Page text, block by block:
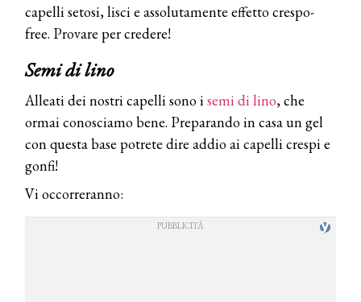
capelli setosi, lisci e assolutamente effetto crespo-
free. Provare per credere!
Semi di lino
Alleati dei nostri capelli sono isemi di lino, che
ormai conosciamo bene. Preparando in casa un gel
con questa base potrete dire addio ai capelli crespi e
gonfi!
Vi occorreranno: